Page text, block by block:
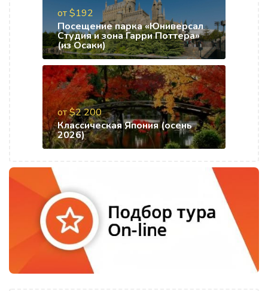
от $192
Посещение парка «Юниверсал
Студия и зона Гарри Поттера»
(из Осаки)
от $2 200
Классическая Япония (осень
2026)